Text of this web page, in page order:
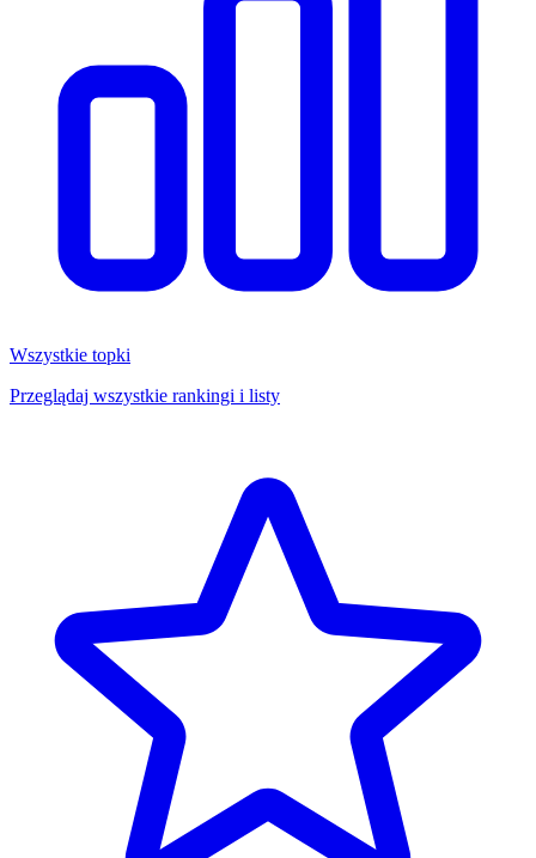
Wszystkie topki
Przeglądaj wszystkie rankingi i listy